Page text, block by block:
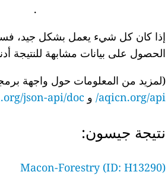
.
إذا كان كل شيء يعمل بشكل جيد،
الحصول على بيانات مشابهة للنتيجة
(لمزيد من المعلومات حول واجهة
aqicn.org/api/ و json-api/doc/
نتيجة جيسون:
Macon-Forestry (ID: H13290)